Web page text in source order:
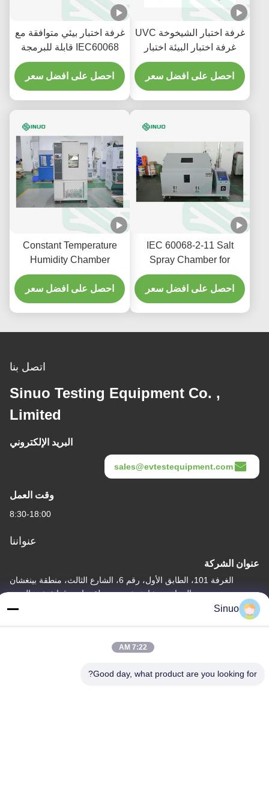
غرفة اختبار الشيخوخة UVC
غرفة اختبار البيئة اختبار
التعرض للأشعة فوق
البنفسجية
احصل على افضل سعر
غرفة اختبار بيئي متوافقة مع
IEC60068 قابلة للبرمجة
بسعة 1000 لتر لاختبار درجة
الحرارة والرطوبة
احصل على افضل سعر
IEC 60068-2-11 Salt
Spray Chamber for
Environmental Corrosion
Reliability Testing
احصل على افضل سعر
Constant Temperature
Humidity Chamber
-20℃~150℃ for Storage
Reliability Test
احصل على افضل سعر
اتصل بنا
Sinuo Testing Equipment Co. ,
Limited
البريد الإلكتروني
sales@evtestequipment.com
وقت العمل
8:30-18:00
عنواننا
عنوان الشركة
الغرفة 101، الطابق الأول، رقم 6، الشارع الثالث، منطقة بينغشان
الصناعية، شارع شيبي، منطقة بانيو، قوانغتشو، الصين
عنوان المصنع
الصناعية، شارع شيبي، منطقة بانيو، قوانغتشو، الصين
هاتف
Sinuo
7:22 AM
Good day, what product are you looking for?